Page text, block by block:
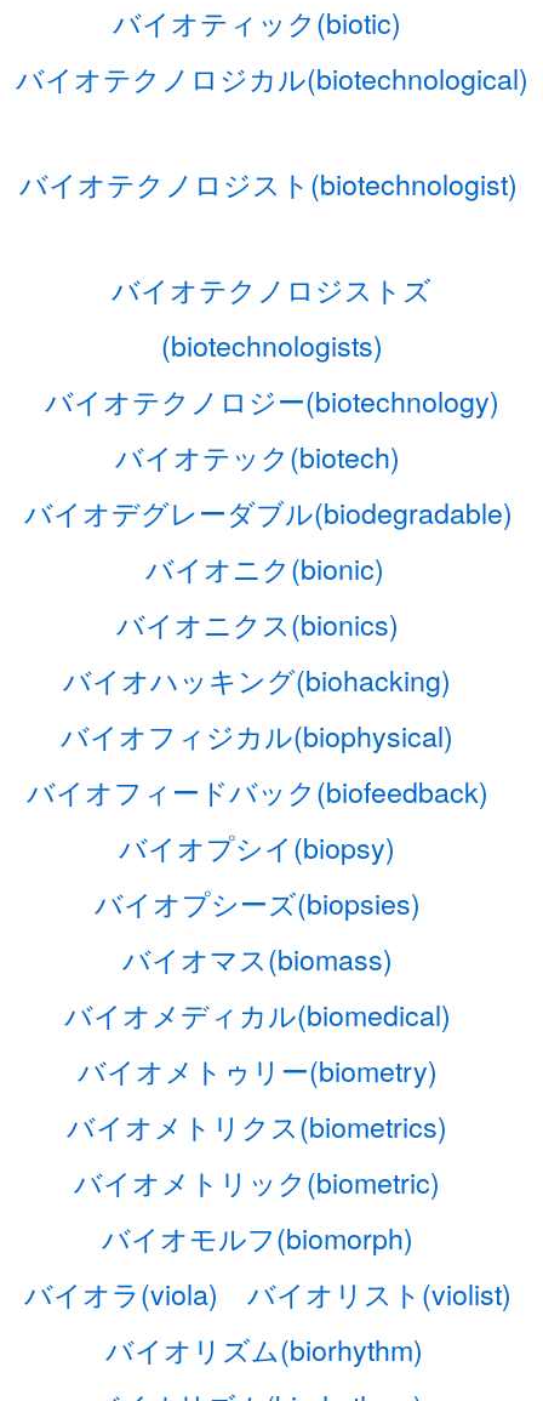
バイオティック(biotic)
バイオテクノロジカル(biotechnological)
バイオテクノロジスト(biotechnologist)
バイオテクノロジストズ
(biotechnologists)
バイオテクノロジー(biotechnology)
バイオテック(biotech)
バイオデグレーダブル(biodegradable)
バイオニク(bionic)
バイオニクス(bionics)
バイオハッキング(biohacking)
バイオフィジカル(biophysical)
バイオフィードバック(biofeedback)
バイオプシイ(biopsy)
バイオプシーズ(biopsies)
バイオマス(biomass)
バイオメディカル(biomedical)
バイオメトゥリー(biometry)
バイオメトリクス(biometrics)
バイオメトリック(biometric)
バイオモルフ(biomorph)
バイオラ(viola)
バイオリスト(violist)
バイオリズム(biorhythm)